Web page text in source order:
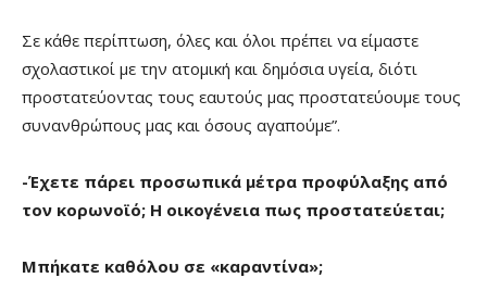
Σε κάθε περίπτωση, όλες και όλοι πρέπει να είμαστε
σχολαστικοί με την ατομική και δημόσια υγεία, διότι
προστατεύοντας τους εαυτούς μας προστατεύουμε τους
συνανθρώπους μας και όσους αγαπούμε”.
-Έχετε πάρει προσωπικά μέτρα προφύλαξης από
τον κορωνοϊό; Η οικογένεια πως προστατεύεται;
Μπήκατε καθόλου σε «καραντίνα»;